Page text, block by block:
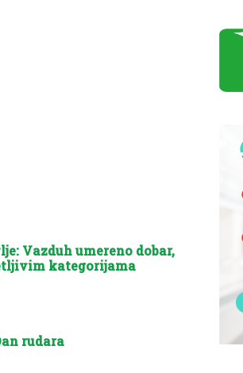
Vazduh umereno dobar,
kategorijama
rudara